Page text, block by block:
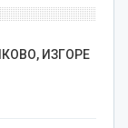
ИЗГОРЕ